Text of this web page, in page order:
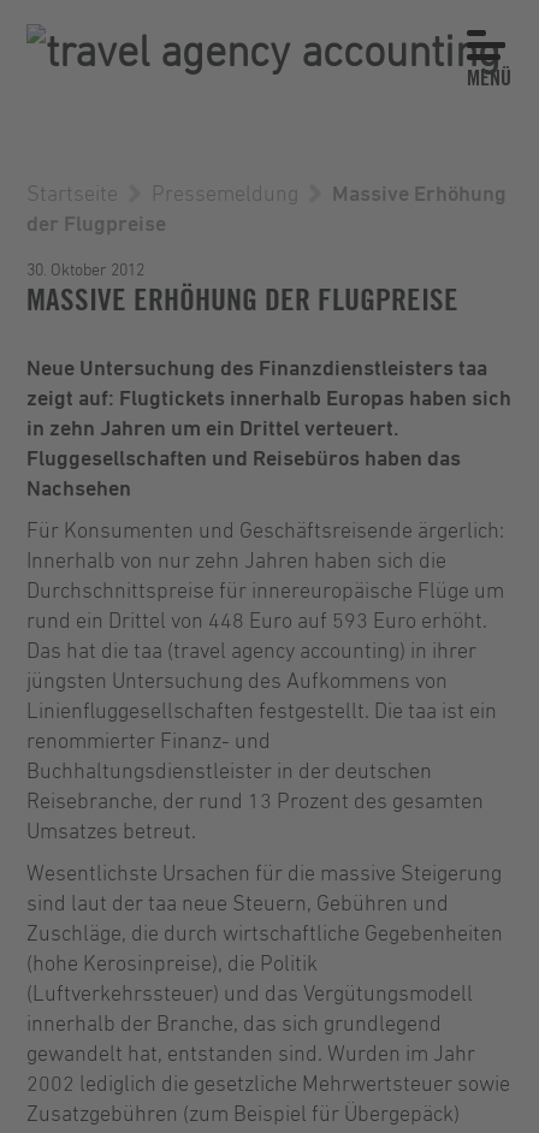
MENÜ
Startseite Pressemeldung
Massive Erhöhung
der Flugpreise
30. Oktober 2012
MASSIVE ERHÖHUNG DER FLUGPREISE
Neue Untersuchung des Finanzdienstleisters taa
zeigt auf: Flugtickets innerhalb Europas haben sich
in zehn Jahren um ein Drittel verteuert.
Fluggesellschaften und Reisebüros haben das
Nachsehen
Für Konsumenten und Geschäftsreisende ärgerlich:
Innerhalb von nur zehn Jahren haben sich die
Durchschnittspreise für innereuropäische Flüge um
rund ein Drittel von 448 Euro auf 593 Euro erhöht.
Das hat die taa (travel agency accounting) in ihrer
jüngsten Untersuchung des Aufkommens von
Linienfluggesellschaften festgestellt. Die taa ist ein
renommierter Finanz- und
Buchhaltungsdienstleister in der deutschen
Reisebranche, der rund 13 Prozent des gesamten
Umsatzes betreut.
Wesentlichste Ursachen für die massive Steigerung
sind laut der taa neue Steuern, Gebühren und
Zuschläge, die durch wirtschaftliche Gegebenheiten
(hohe Kerosinpreise), die Politik
(Luftverkehrssteuer) und das Vergütungsmodell
innerhalb der Branche, das sich grundlegend
gewandelt hat, entstanden sind. Wurden im Jahr
2002 lediglich die gesetzliche Mehrwertsteuer sowie
Zusatzgebühren (zum Beispiel für Übergepäck)